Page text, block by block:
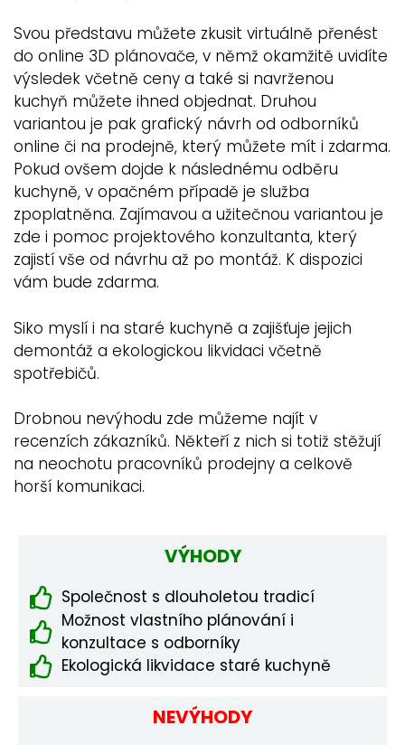
Svou představu můžete zkusit virtuálně přenést
do online 3D plánovače, v němž okamžitě uvidíte
výsledek včetně ceny a také si navrženou
kuchyň můžete ihned objednat. Druhou
variantou je pak grafický návrh od odborníků
online či na prodejně, který můžete mít i zdarma.
Pokud ovšem dojde k následnému odběru
kuchyně, v opačném případě je služba
zpoplatněna. Zajímavou a užitečnou variantou je
zde i pomoc projektového konzultanta, který
zajistí vše od návrhu až po montáž. K dispozici
vám bude zdarma.
Siko myslí i na staré kuchyně a zajišťuje jejich
demontáž a ekologickou likvidaci včetně
spotřebičů.
Drobnou nevýhodu zde můžeme najít v
recenzích zákazníků. Někteří z nich si totiž stěžují
na neochotu pracovníků prodejny a celkově
horší komunikaci.
VÝHODY
Společnost s dlouholetou tradicí
Možnost vlastního plánování i
konzultace s odborníky
Ekologická likvidace staré kuchyně
NEVÝHODY